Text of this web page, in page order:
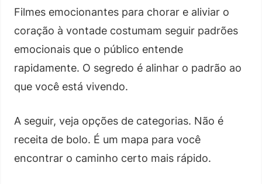
Filmes emocionantes para chorar e aliviar o
coração à vontade costumam seguir padrões
emocionais que o público entende
rapidamente. O segredo é alinhar o padrão ao
que você está vivendo.
A seguir, veja opções de categorias. Não é
receita de bolo. É um mapa para você
encontrar o caminho certo mais rápido.